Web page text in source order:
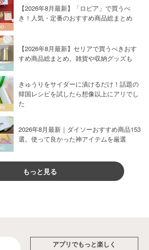
【2026年8月最新】「ロピア」で買うべ
き！人気・定番のおすすめ商品総まとめ
【2026年8月最新】セリアで買うべきおす
すめ商品総まとめ。雑貨や収納グッズも
きゅうりをサイダーに漬けるだけ！話題の
韓国レシピを試したら想像以上にアリでし
た
2026年8月最新｜ダイソーおすすめ商品153
選。使って良かった神アイテムを厳選
もっと見る
アプリでもっと楽しく